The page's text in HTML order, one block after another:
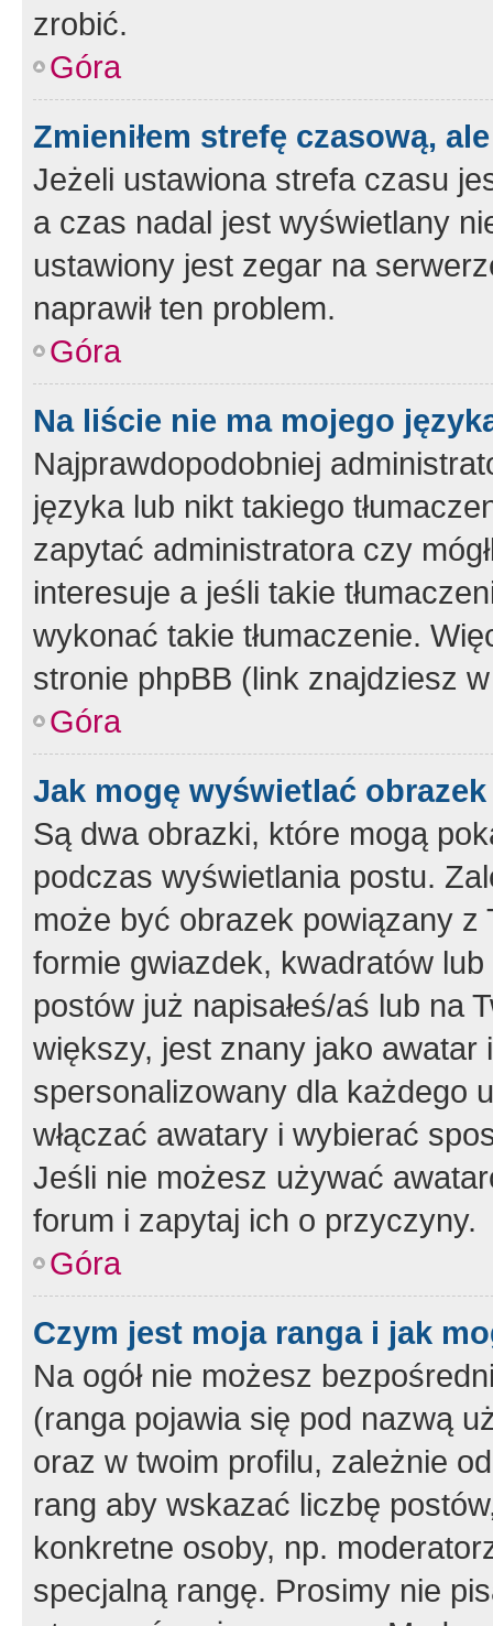
zrobić.
Góra
Zmieniłem strefę czasową,
Jeżeli ustawiona strefa czasu
a czas nadal jest wyświetlany
ustawiony jest zegar na
naprawił ten problem.
Góra
Na liście nie ma mojego
Najprawdopodobniej
języka lub nikt takiego
zapytać administratora czy
interesuje a jeśli takie
wykonać takie tłumaczenie.
stronie phpBB (link znajdziesz
Góra
Jak mogę wyświetlać
Są dwa obrazki, które mogą
podczas wyświetlania postu.
może być obrazek powiązany z
formie gwiazdek, kwadratów
postów już napisałeś/aś lub na
większy, jest znany jako
spersonalizowany dla każdego
włączać awatary i wybierać
Jeśli nie możesz używać
forum i zapytaj ich o przyczyny.
Góra
Czym jest moja ranga i jak
Na ogół nie możesz
(ranga pojawia się pod nazwą
oraz w twoim profilu, zależnie
rang aby wskazać liczbę
konkretne osoby, np.
specjalną rangę. Prosimy nie